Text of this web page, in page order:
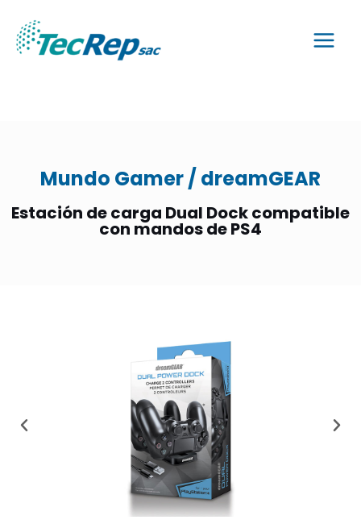
Mundo Gamer / dreamGEAR
Estación de carga Dual Dock compatible
con mandos de PS4